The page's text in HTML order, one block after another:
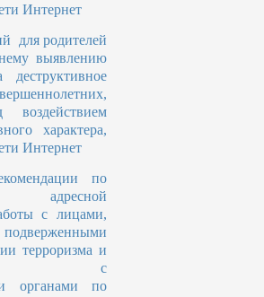
Интернет
для родителей
выявлению
воздействием
характера,
Интернет
по
адресной
с лицами,
терроризма и
с
органами по